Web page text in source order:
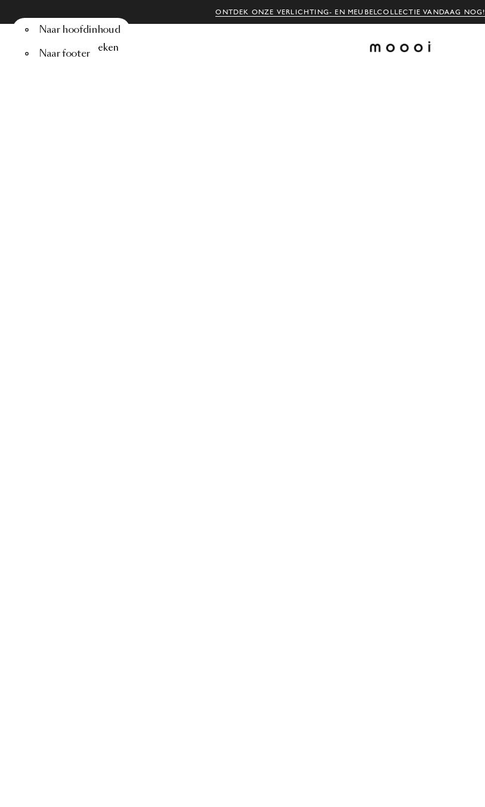
ONTDEK ONZE VERLICHTING- EN MEUBELCOLLECTIE VANDAAG NOG!
Naar hoofdinhoud
Naar footer
Menu Zoeken